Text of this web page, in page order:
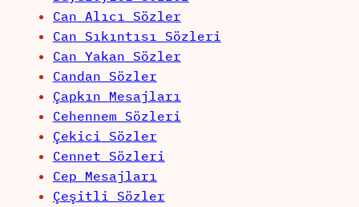
Can Alıcı Sözler
Can Sıkıntısı Sözleri
Can Yakan Sözler
Candan Sözler
Çapkın Mesajları
Cehennem Sözleri
Çekici Sözler
Cennet Sözleri
Cep Mesajları
Çeşitli Sözler